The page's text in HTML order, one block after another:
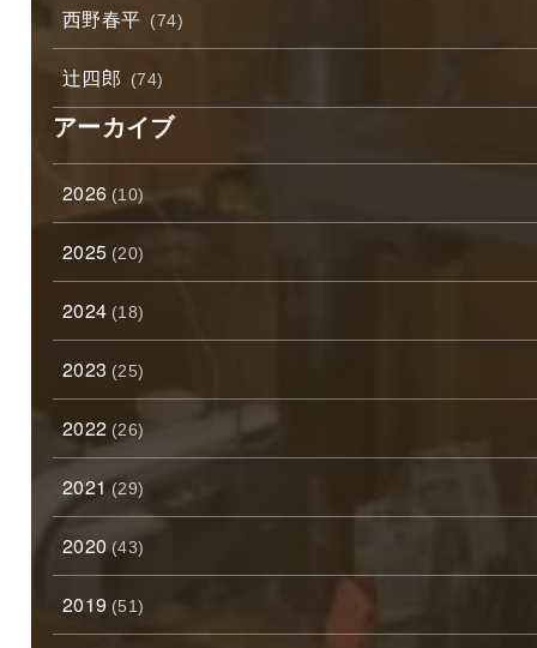
西野春平 (74)
辻四郎 (74)
アーカイブ
2026 (10)
2025 (20)
2024 (18)
2023 (25)
2022 (26)
2021 (29)
2020 (43)
2019 (51)